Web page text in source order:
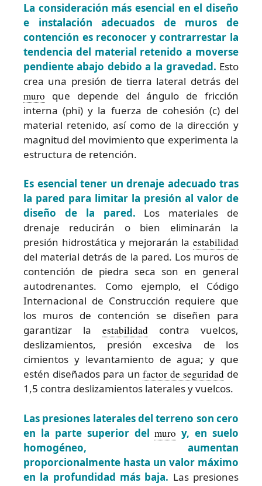
La consideración más esencial en el diseño
e instalación adecuados de muros de
contención es reconocer y contrarrestar la
tendencia del material retenido a moverse
pendiente abajo debido a la gravedad. Esto
crea una presión de tierra lateral detrás del
muro que depende del ángulo de fricción
interna (phi) y la fuerza de cohesión (c) del
material retenido, así como de la dirección y
magnitud del movimiento que experimenta la
estructura de retención.
Es esencial tener un drenaje adecuado tras
la pared para limitar la presión al valor de
diseño de la pared. Los materiales de
drenaje reducirán o bien eliminarán la
presión hidrostática y mejorarán la estabilidad
del material detrás de la pared. Los muros de
contención de piedra seca son en general
autodrenantes. Como ejemplo, el Código
Internacional de Construcción requiere que
los muros de contención se diseñen para
garantizar la estabilidad contra vuelcos,
deslizamientos, presión excesiva de los
cimientos y levantamiento de agua; y que
estén diseñados para unfactor de seguridad de
1,5 contra deslizamientos laterales y vuelcos.
Las presiones laterales del terreno son cero
en la parte superior delmuro y, en suelo
homogéneo, aumentan
proporcionalmente hasta un valor máximo
en la profundidad más baja. Las presiones